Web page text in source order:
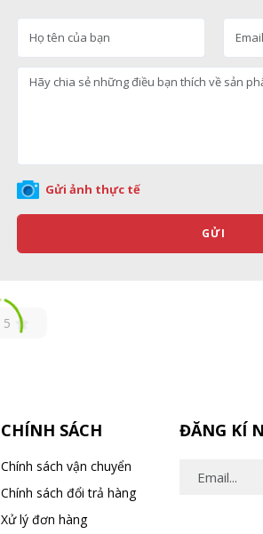
Gửi ảnh thực tế
GỬI
5
CHÍNH SÁCH
Chính sách vận chuyển
Chính sách đổi trả hàng
Xử lý đơn hàng
ĐĂNG KÍ